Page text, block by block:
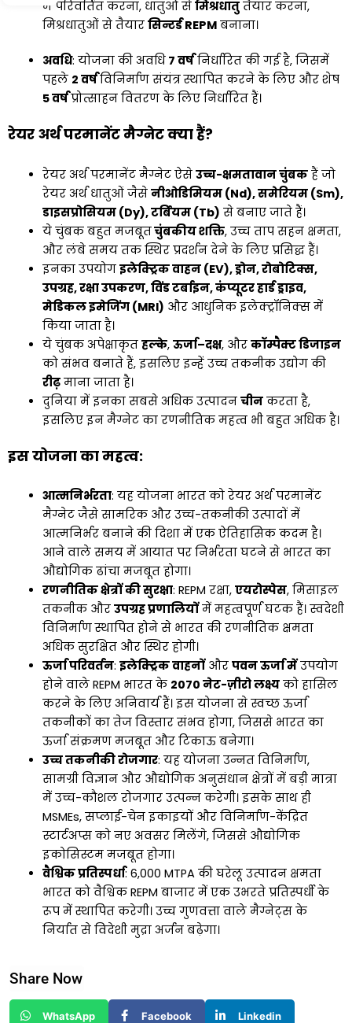
में परिवर्तित करना, धातुओं से मिश्रधातुतैयार करना,
मिश्रधातुओं से तैयार सिन्टर्ड REPMबनाना।
अवधि: योजना की अवधि 7 वर्षनिर्धारित की गई है, जिसमें
पहले 2 वर्षविनिर्माण संयंत्र स्थापित करने के लिए और शेष
5 वर्षप्रोत्साहन वितरण के लिए निर्धारित हैं।
रेयर अर्थ परमानेंट मैग्नेट क्या हैं?
रेयर अर्थ परमानेंट मैग्नेट ऐसे उच्च-क्षमतावान चुंबकहैं जो
रेयर अर्थ धातुओं जैसे नीओडिमियम (Nd), समेरियम (Sm),
डाइसप्रोसियम (Dy), टर्बियम (Tb) से बनाए जाते हैं।
ये चुंबक बहुत मजबूतचुंबकीय शक्ति, उच्च ताप सहन क्षमता,
और लंबे समय तक स्थिर प्रदर्शन देने के लिए प्रसिद्ध हैं।
इनका उपयोग इलेक्ट्रिक वाहन (EV), ड्रोन, रोबोटिक्स,
उपग्रह, रक्षा उपकरण, विंड टर्बाइन, कंप्यूटर हार्ड ड्राइव,
मेडिकल इमेजिंग (MRI) और आधुनिक इलेक्ट्रॉनिक्स में
किया जाता है।
ये चुंबक अपेक्षाकृत हल्के, ऊर्जा–दक्ष, और कॉम्पैक्ट डिजाइन
को संभव बनाते हैं, इसलिए इन्हें उच्च तकनीक उद्योग की
रीढ़माना जाता है।
दुनिया में इनका सबसे अधिक उत्पादन चीनकरता है,
इसलिए इन मैग्नेट का रणनीतिक महत्व भी बहुत अधिक है।
इस योजना का महत्व:
आत्मनिर्भरता: यह योजना भारत को रेयर अर्थ परमानेंट
मैग्नेट जैसे सामरिक और उच्च-तकनीकी उत्पादों में
आत्मनिर्भर बनाने की दिशा में एक ऐतिहासिक कदम है।
आने वाले समय में आयात पर निर्भरता घटने से भारत का
औद्योगिक ढांचा मजबूत होगा।
रणनीतिक क्षेत्रों की सुरक्षा: REPM रक्षा, एयरोस्पेस, मिसाइल
तकनीक और उपग्रह प्रणालियोंमें महत्वपूर्ण घटक हैं। स्वदेशी
विनिर्माण स्थापित होने से भारत की रणनीतिक क्षमता
अधिक सुरक्षित और स्थिर होगी।
ऊर्जा परिवर्तन: इलेक्ट्रिक वाहनोंऔर पवन ऊर्जा मेंउपयोग
होने वाले REPM भारत के 2070 नेट-ज़ीरो लक्ष्यको हासिल
करने के लिए अनिवार्य हैं। इस योजना से स्वच्छ ऊर्जा
तकनीकों का तेज विस्तार संभव होगा, जिससे भारत का
ऊर्जा संक्रमण मजबूत और टिकाऊ बनेगा।
उच्च तकनीकी रोजगार: यह योजना उन्नत विनिर्माण,
सामग्री विज्ञान और औद्योगिक अनुसंधान क्षेत्रों में बड़ी मात्रा
में उच्च-कौशल रोजगार उत्पन्न करेगी। इसके साथ ही
MSMEs, सप्लाई-चेन इकाइयों और विनिर्माण-केंद्रित
स्टार्टअप्स को नए अवसर मिलेंगे, जिससे औद्योगिक
इकोसिस्टम मजबूत होगा।
वैश्विक प्रतिस्पर्धा: 6,000 MTPA की घरेलू उत्पादन क्षमता
भारत को वैश्विक REPM बाजार में एक उभरते प्रतिस्पर्धी के
रूप में स्थापित करेगी। उच्च गुणवत्ता वाले मैग्नेट्स के
निर्यात से विदेशी मुद्रा अर्जन बढ़ेगा।
Share Now
WhatsApp Facebook Linkedin